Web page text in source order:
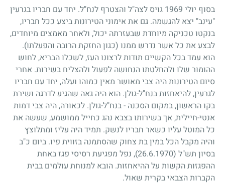
בסוף יולי 1969 גויס לצה"ל והצטרף לנח"ל. יחד עם חבריו בגרעין
"עינב" יצא להגשמה. גם את אימוני הטירונות ביצע ככל חבריו,
בנקטו טכניקה מיוחדת שבעזרתה יכול, ולאחר מאמצים מיוחדים,
לבצע את כל אשר נדרש ממנו (כגון החזקת הרובה והפעלתו).
הוא עמד בכל הקשיים תודות לרצונו העז, לשכלו הבריא, לחוש
ההומור שלו ולהחלטתו הנחושה לפעול ולהצליח בשירות. אחרי
סיום הטירונות היה צבי מאושר מאין כמוהו ועלה, יחד עם חבריו
לגרעין, להיאחזות בנח"ל-גולן. הוא היה גאה שהגיע לדרגה ושירת
בקו הראשון, במקום הסכנה - בנח"ל-גולן. לכאורה, היה צבי דמות
אנטי-חיילית, אך בשירותו בצבא נהג כחייל ממושמע, שעשה את
כל המוטל עליו כשאר חבריו לנשק. תמיד היה עליז ומתלוצץ
והיה מקבל הכל במין בת צחוק שהסתמנה בזווית פיו. ביום כ"ב
בסיון תש"ל (26.6.1970)
, נפל מפגיעת רסיסי פגז באחת
ההפגזות הקשות על ההיאחזות. הובא למנוחת עולמים בבית
הקברות הצבאי בקרית שאול.